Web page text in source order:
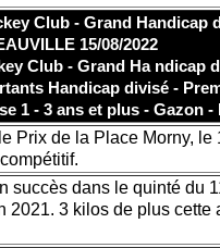
Club - Grand Handicap
15/08/2022
Club - Grand Ha ndicap
Handicap divisé -
1 - 3 ans et plus - Gazon
Prix de la Place Morny, le
succès dans le quinté du
2021. 3 kilos de plus cette